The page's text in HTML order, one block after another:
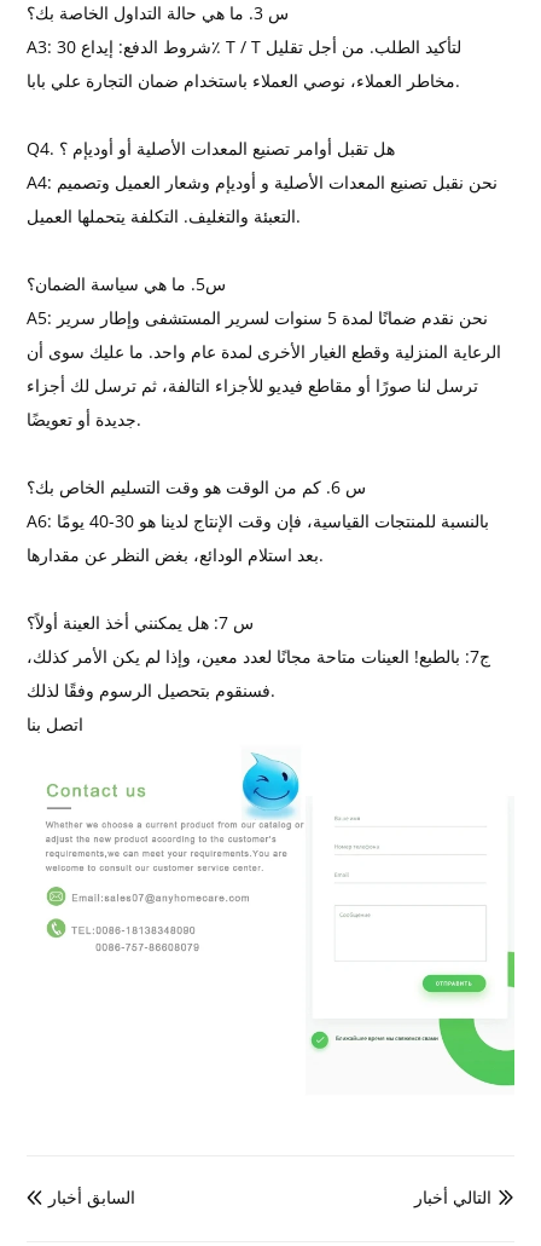
س 3. ما هي حالة التداول الخاصة بك؟
A3: شروط الدفع: إيداع 30٪ T / T لتأكيد الطلب. من أجل تقليل
مخاطر العملاء، نوصي العملاء باستخدام ضمان التجارة علي بابا.
Q4. هل تقبل أوامر تصنيع المعدات الأصلية أو أوديإم ؟
A4: نحن نقبل تصنيع المعدات الأصلية و أوديإم وشعار العميل وتصميم
التعبئة والتغليف. التكلفة يتحملها العميل.
س5. ما هي سياسة الضمان؟
A5: نحن نقدم ضمانًا لمدة 5 سنوات لسرير المستشفى وإطار سرير
الرعاية المنزلية وقطع الغيار الأخرى لمدة عام واحد. ما عليك سوى أن
ترسل لنا صورًا أو مقاطع فيديو للأجزاء التالفة، ثم ترسل لك أجزاء
جديدة أو تعويضًا.
س 6. كم من الوقت هو وقت التسليم الخاص بك؟
A6: بالنسبة للمنتجات القياسية، فإن وقت الإنتاج لدينا هو 30-40 يومًا
بعد استلام الودائع، بغض النظر عن مقدارها.
س 7: هل يمكنني أخذ العينة أولاً؟
ج7: بالطبع! العينات متاحة مجانًا لعدد معين، وإذا لم يكن الأمر كذلك،
فسنقوم بتحصيل الرسوم وفقًا لذلك.
اتصل بنا
 السابق أخبار  التالي أخبار